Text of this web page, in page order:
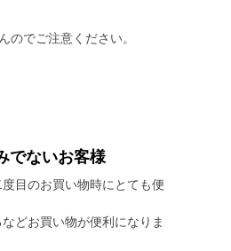
でご注意ください。
でないお客様
目のお買い物時にとても便
どお買い物が便利になりま